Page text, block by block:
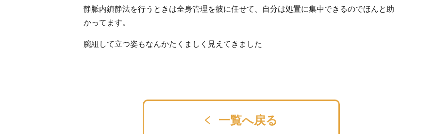
静脈内鎮静法を行うときは全身管理を彼に任せて、自分は処置に集中できるのでほんと助
かってます。
腕組して立つ姿もなんかたくましく見えてきました
一覧へ戻る